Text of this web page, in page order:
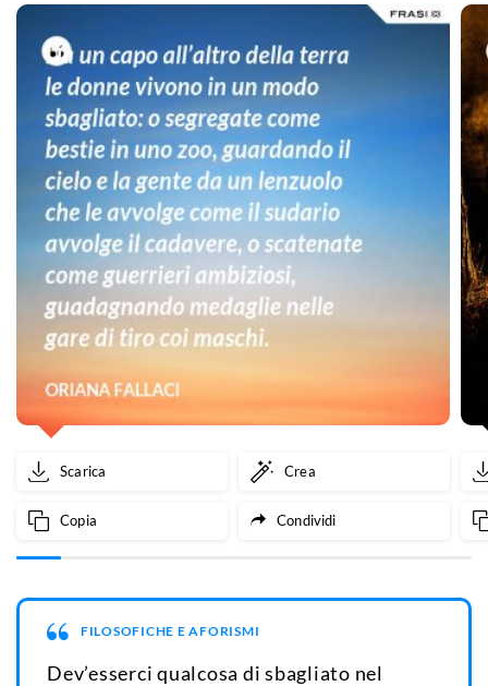
Scarica Crea
Copia Condividi
FILOSOFICHE E AFORISMI
Dev’esserci qualcosa di sbagliato nel